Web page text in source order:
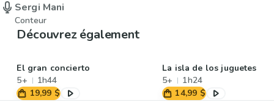
Sergi Mani
Conteur
Découvrez également
El gran concierto
5+
1h44
19,99 $
La isla de los juguetes
5+
1h24
14,99 $